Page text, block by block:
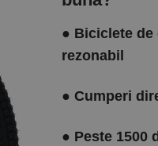
● Biciclete de
rezonabil
● Cumperi
● Peste 1500